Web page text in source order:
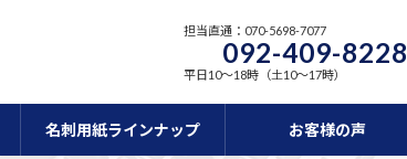
担当直通：070-5698-7077
092-409-8228
平日10～18時（土10～17時）
名刺用紙ラインナップ お客様の声